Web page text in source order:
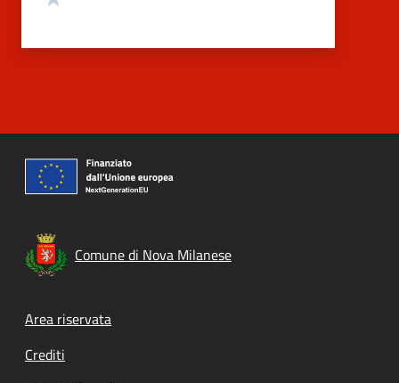
Comune di Nova Milanese
Footer menu
Area riservata
Crediti